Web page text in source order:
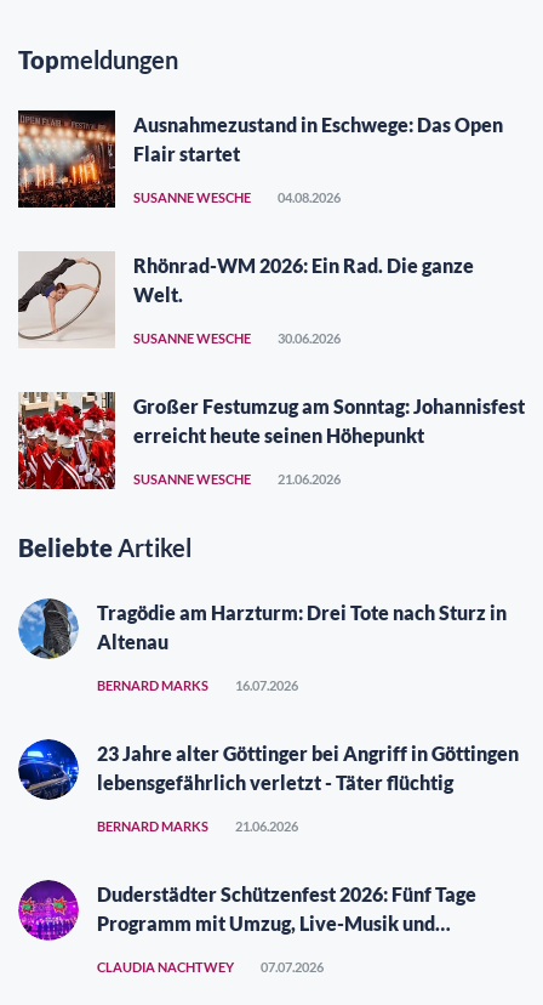
Topmeldungen
Ausnahmezustand in Eschwege: Das Open
Flair startet
SUSANNE WESCHE 04.08.2026
Rhönrad-WM 2026: Ein Rad. Die ganze
Welt.
SUSANNE WESCHE 30.06.2026
Großer Festumzug am Sonntag: Johannisfest
erreicht heute seinen Höhepunkt
SUSANNE WESCHE 21.06.2026
Beliebte Artikel
Tragödie am Harzturm: Drei Tote nach Sturz in
Altenau
BERNARD MARKS 16.07.2026
23 Jahre alter Göttinger bei Angriff in Göttingen
lebensgefährlich verletzt - Täter flüchtig
BERNARD MARKS 21.06.2026
Duderstädter Schützenfest 2026: Fünf Tage
Programm mit Umzug, Live-Musik und
CLAUDIA NACHTWEY 07.07.2026